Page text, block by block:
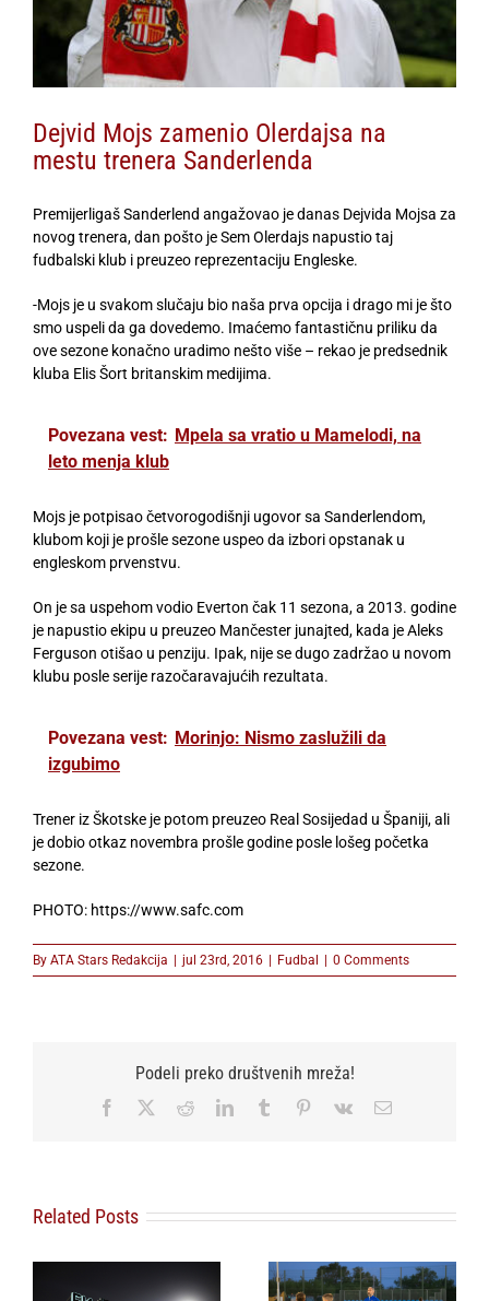
Dejvid Mojs zamenio Olerdajsa na
mestu trenera Sanderlenda
Premijerligaš Sanderlend angažovao je danas Dejvida Mojsa za
novog trenera, dan pošto je Sem Olerdajs napustio taj
fudbalski klub i preuzeo reprezentaciju Engleske.
-Mojs je u svakom slučaju bio naša prva opcija i drago mi je što
smo uspeli da ga dovedemo. Imaćemo fantastičnu priliku da
ove sezone konačno uradimo nešto više – rekao je predsednik
kluba Elis Šort britanskim medijima.
Povezana vest: Mpela sa vratio u Mamelodi, na
leto menja klub
Mojs je potpisao četvorogodišnji ugovor sa Sanderlendom,
klubom koji je prošle sezone uspeo da izbori opstanak u
engleskom prvenstvu.
On je sa uspehom vodio Everton čak 11 sezona, a 2013. godine
je napustio ekipu u preuzeo Mančester junajted, kada je Aleks
Ferguson otišao u penziju. Ipak, nije se dugo zadržao u novom
klubu posle serije razočaravajućih rezultata.
Povezana vest: Morinjo: Nismo zaslužili da
izgubimo
Trener iz Škotske je potom preuzeo Real Sosijedad u Španiji, ali
je dobio otkaz novembra prošle godine posle lošeg početka
sezone.
PHOTO: https://www.safc.com
By ATA Stars Redakcija jul 23rd, 2016 Fudbal 0 Comments
Podeli preko društvenih mreža!
Facebook RedditLinkedInTumblr Pinterest
Vk Email
Related Posts
Omladinski sport u
FSS povlači podršku